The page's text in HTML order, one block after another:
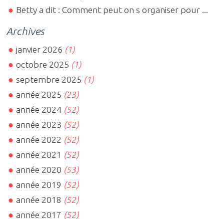
Betty a dit : Comment peut on s organiser pour ...
Archives
janvier 2026 (1)
octobre 2025 (1)
septembre 2025 (1)
année 2025 (23)
année 2024 (52)
année 2023 (52)
année 2022 (52)
année 2021 (52)
année 2020 (53)
année 2019 (52)
année 2018 (52)
année 2017 (52)